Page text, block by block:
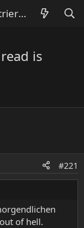
Registrieren
is
#221
of hell.